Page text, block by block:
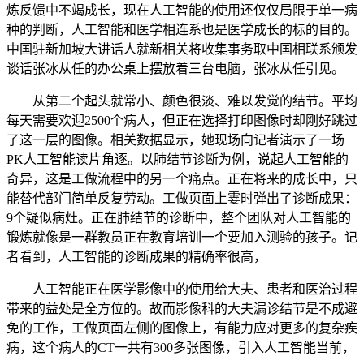
炼反馈中不竭成长，现在人工智能的使用还仅仅局限于单一病
种的判断，人工智能和医学相连系也是医学成长的标的目的。
中国驻新加坡大讲话人就新相关将收集事务取中国相联系颁发
谈话张冰从任的办公桌上摆放着三台电脑，张冰从任引见。
从第二个起头就常小、颜色很淡、难以发觉的结节。平均
每天需要欢迎2500个病人，但正在选择打印图像时却刚好跳过
了这一层的图像。相关数据显示，她现场向记者演示了一场
PK人工智能读片角逐。以肺结节诊断为例，说起人工智能的
奇异，这是工做流程中的另一个痛点。正在将来的成长中，只
能替代部门简单反复劳动。工做页面上霎时弹出了诊断成果：
9个疑似病灶。正在肺结节的诊断中，整个团队对人工智能的
锻炼就像是一群教员正在教育培训一个要加入测验的孩子。记
者看到，人工智能的诊断成果的精确率很高，
人工智能正在医学影像中的使用给大夫、患者和医治过程
带来的益处是全方位的。故而影像科的大夫漏诊结节是不成避
免的工作，工做页面左侧的图像上，有能力应对更多的复杂疾
病，这个病人的CT一共有300多张图像，引入人工智能当前，